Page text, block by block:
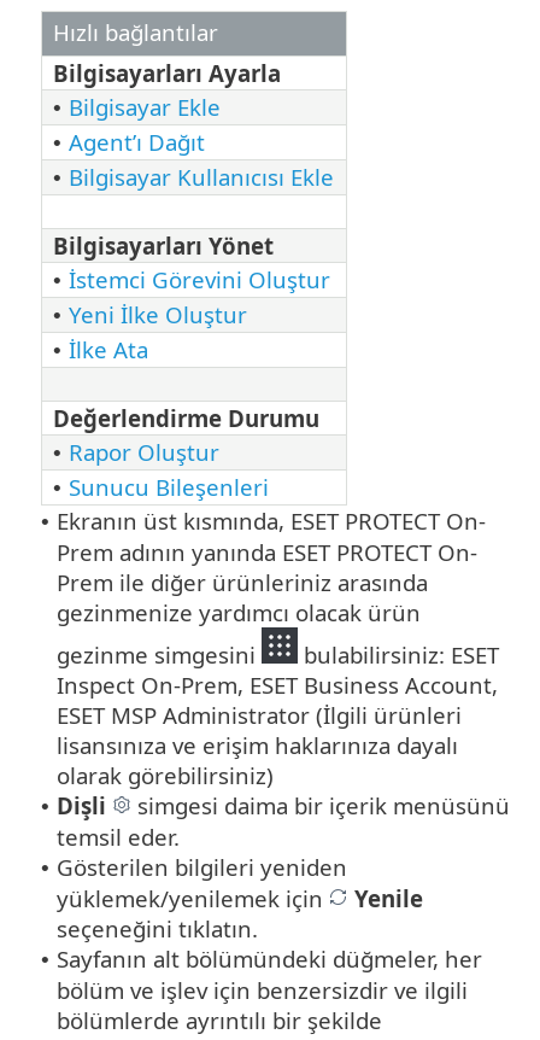
Hızlı bağlantılar
Bilgisayarları Ayarla
• Bilgisayar Ekle
• Agent’ı Dağıt
• Bilgisayar Kullanıcısı Ekle
Bilgisayarları Yönet
• İstemci Görevini Oluştur
• Yeni İlke Oluştur
• İlke Ata
Değerlendirme Durumu
• Rapor Oluştur
• Sunucu Bileşenleri
• Ekranın üst kısmında, ESET PROTECT On-
Prem adının yanında ESET PROTECT On-
Prem ile diğer ürünleriniz arasında
gezinmenize yardımcı olacak ürün
gezinme simgesini
bulabilirsiniz: ESET
Inspect On-Prem, ESET Business Account,
ESET MSP Administrator (İlgili ürünleri
lisansınıza ve erişim haklarınıza dayalı
olarak görebilirsiniz)
• Dişli
simgesi daima bir içerik menüsünü
temsil eder.
• Gösterilen bilgileri yeniden
yüklemek/yenilemek için
Yenile
seçeneğini tıklatın.
• Sayfanın alt bölümündeki düğmeler, her
bölüm ve işlev için benzersizdir ve ilgili
bölümlerde ayrıntılı bir şekilde